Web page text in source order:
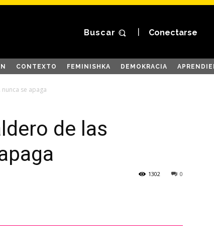
Buscar Conectarse
CONTEXTO FEMINISHKA DEMOKRACIA
se apaga
de las
0
1302